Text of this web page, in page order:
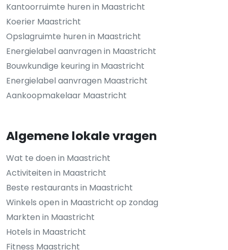
Kantoorruimte huren in Maastricht
Koerier Maastricht
Opslagruimte huren in Maastricht
Energielabel aanvragen in Maastricht
Bouwkundige keuring in Maastricht
Energielabel aanvragen Maastricht
Aankoopmakelaar Maastricht
Algemene lokale vragen
Wat te doen in Maastricht
Activiteiten in Maastricht
Beste restaurants in Maastricht
Winkels open in Maastricht op zondag
Markten in Maastricht
Hotels in Maastricht
Fitness Maastricht